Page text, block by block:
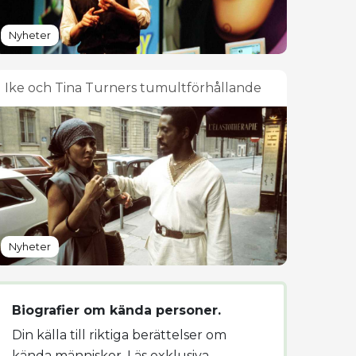
Nyheter
Ike och Tina Turners tumultförhållande
Nyheter
Biografier om kända personer.
Din källa till riktiga berättelser om